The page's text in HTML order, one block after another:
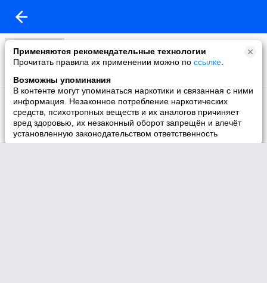
Применяются рекомендательные технологии
Прочитать правила их применении можно по ссылке
Возможны упоминания
В контенте могут упоминаться наркотики и связанная с ними
информация. Незаконное потребление наркотических
средств, психотропных веществ и их аналогов причиняет
вред здоровью, их незаконный оборот запрещён и влечёт
установленную законодательством ответственность
0 видео
Концерты
0 видео